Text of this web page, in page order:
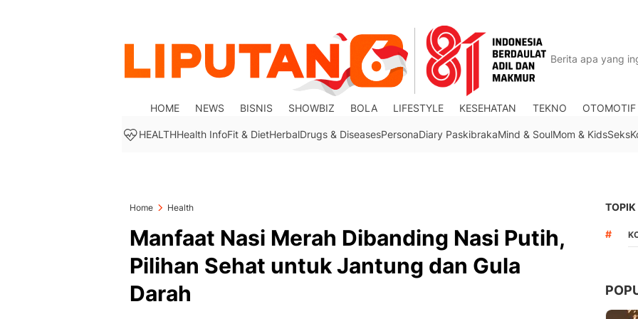
HOME NEWS BISNIS SHOWBIZ BOLA LIFESTYLE KESEHATAN TEKNO OTOMOTIF
HEALTHHealth InfoFit & DietHerbalDrugs & DiseasesPersonaDiary PaskibrakaMind & SoulMom & KidsSeks
Home Health
Manfaat Nasi Merah Dibanding Nasi Putih,
Pilihan Sehat untuk Jantung dan Gula
Darah
TOPIK
#